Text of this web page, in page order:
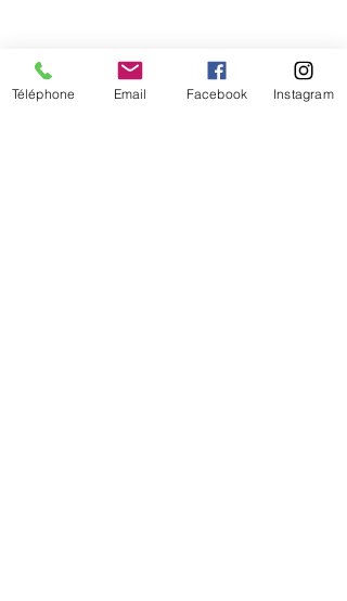
Téléphone Email Facebook Instagram